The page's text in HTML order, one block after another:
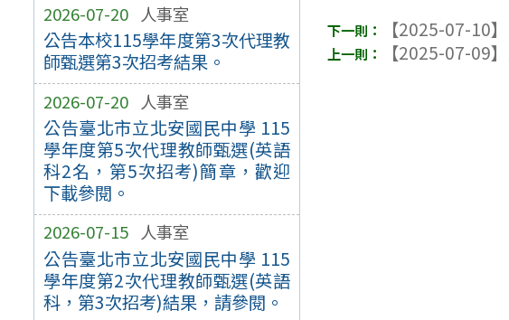
2026-07-20 人事室
公告本校115學年度第3次代理教
師甄選第3次招考結果。
2026-07-20 人事室
公告臺北市立北安國民中學 115
學年度第5次代理教師甄選(英語
科2名，第5次招考)簡章，歡迎
下載參閱。
2026-07-15 人事室
公告臺北市立北安國民中學 115
學年度第2次代理教師甄選(英語
科，第3次招考)結果，請參閱。
【2025-07-10】
【2025-07-09】